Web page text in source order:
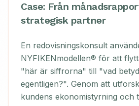
Case: Från
strategisk partner
En redovisningskonsult
NYFIKENmodellen® för att
"här är siffrorna" till "vad
egentligen?". Genom att
kundens ekonomistyrning och